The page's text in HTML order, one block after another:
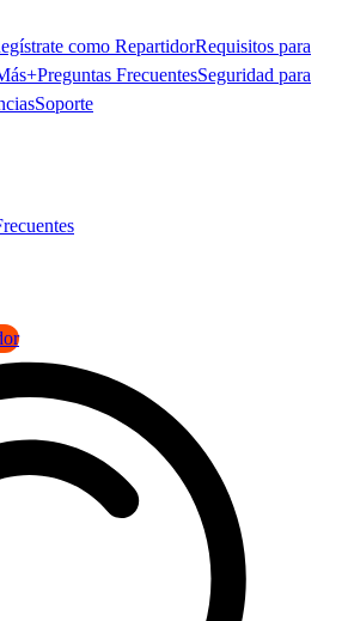
como RepartidorRequisitos para
Preguntas FrecuentesSeguridad para
Soporte